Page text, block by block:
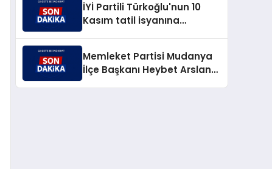
İYİ Partili Türkoğlu'nun 10
Kasım tatil isyanına
Memleket Partisi Mudanya
İlçe Başkanı Heybet Arslan